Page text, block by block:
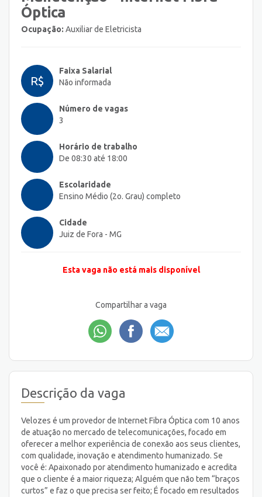
Óptica
Ocupação: Auxiliar de Eletricista
R$
Faixa Salarial
Não informada
Número de vagas
3
Horário de trabalho
De 08:30 até 18:00
Escolaridade
Ensino Médio (2o. Grau) completo
Cidade
Juiz de Fora - MG
Esta vaga não está mais disponível
Compartilhar a vaga
Descrição da vaga
Velozes é um provedor de Internet Fibra Óptica com 10 anos
de atuação no mercado de telecomunicações, focado em
oferecer a melhor experiência de conexão aos seus clientes,
com qualidade, inovação e atendimento humanizado. Se
você é: Apaixonado por atendimento humanizado e acredita
que o cliente é a maior riqueza; Alguém que não tem “braços
curtos” e faz o que precisa ser feito; É focado em resultados